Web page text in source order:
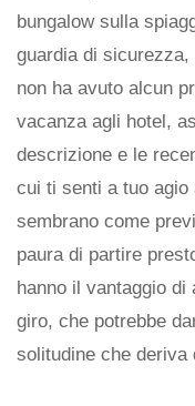
bungalow sulla
guardia di
non ha avuto alcun
vacanza agli hotel,
descrizione e le
cui ti senti a tuo
sembrano come
paura di partire
hanno il vantaggio
giro, che potrebbe
solitudine che deriva